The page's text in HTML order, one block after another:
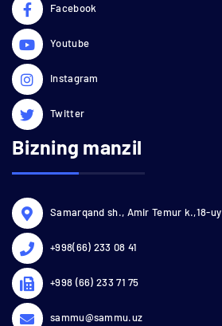
Facebook
Youtube
Instagram
Twitter
Bizning manzil
Samarqand sh., Amir Temur k.,18-uy
+998(66) 233 08 41
+998 (66) 233 71 75
sammu@sammu.uz